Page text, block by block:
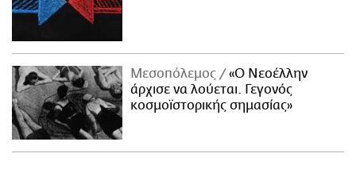
Μεσοπόλεμος
«Ο Νεοέλλην
άρχισε να λούεται. Γεγονός
κοσμοϊστορικής σημασίας»